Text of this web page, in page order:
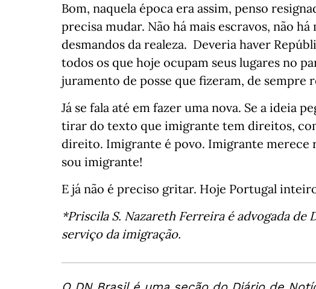
Bom, naquela época era assim, penso
precisa mudar. Não há mais escravos, não
desmandos da realeza. Deveria haver
todos os que hoje ocupam seus lugares no
juramento de posse que fizeram, de sempre
Já se fala até em fazer uma nova. Se a ideia
tirar do texto que imigrante tem direitos,
direito. Imigrante é povo. Imigrante
sou imigrante!
E já não é preciso gritar. Hoje Portugal
*Priscila S. Nazareth Ferreira é advogada
serviço da imigração.